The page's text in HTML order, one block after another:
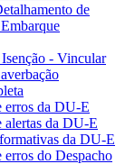
de
- Vincular
erros da DU-E
alertas da DU-E
da DU-E
erros do Despacho